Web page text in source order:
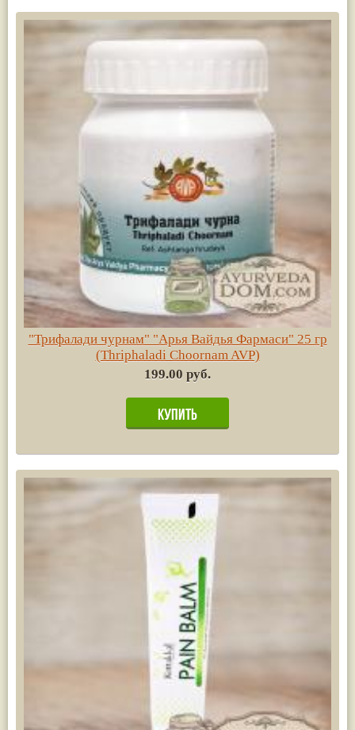
"Трифалади чурнам" "Арья Вайдья Фармаси" 25 гр
(Thriphaladi Choornam AVP)
199.00 руб.